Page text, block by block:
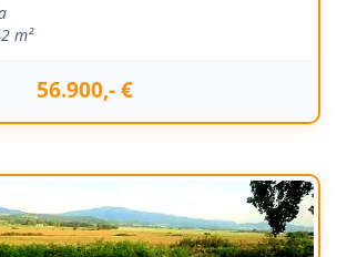
m²
56.900,- €